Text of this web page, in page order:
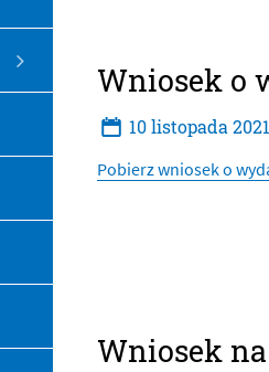
Wniosek o
10listopada 2021
Pobierz wniosek o
Wniosek